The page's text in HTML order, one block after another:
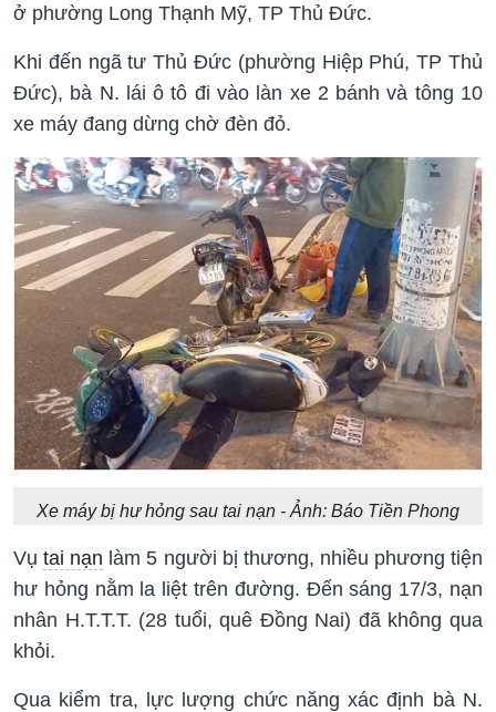
ở phường Long Thạnh Mỹ, TP Thủ Đức.
Khi đến ngã tư Thủ Đức (phường Hiệp Phú, TP Thủ
Đức), bà N. lái ô tô đi vào làn xe 2 bánh và tông 10
xe máy đang dừng chờ đèn đỏ.
Xe máy bị hư hỏng sau tai nạn - Ảnh: Báo Tiền Phong
Vụtai nạn làm 5 người bị thương, nhiều phương tiện
hư hỏng nằm la liệt trên đường. Đến sáng 17/3, nạn
nhân H.T.T.T. (28 tuổi, quê Đồng Nai) đã không qua
khỏi.
Qua kiểm tra, lực lượng chức năng xác định bà N.